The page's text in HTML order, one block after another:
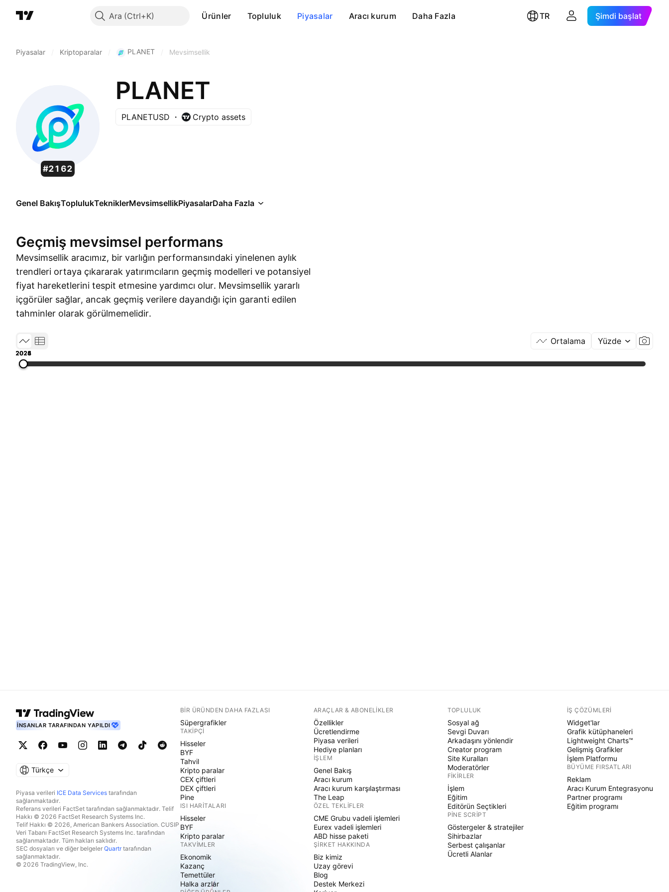
Ara Ürünler Topluluk Piyasalar Aracı kurum Daha Fazla TR Şimdi başlat
Piyasalar Kriptoparalar PLANET Mevsimsellik
#2162
PLANET
PLANETUSD Crypto assets
Genel BakışToplulukTekniklerMevsimsellikPiyasalarDaha Fazla
Geçmiş mevsimsel performans
Mevsimsellik aracımız, bir varlığın performansındaki yinelenen aylık
trendleri ortaya çıkararak yatırımcıların geçmiş modelleri ve potansiyel
fiyat hareketlerini tespit etmesine yardımcı olur. Mevsimsellik yararlı
içgörüler sağlar, ancak geçmiş verilere dayandığı için garanti edilen
tahminler olarak görülmemelidir.
Ortalama Yüzde
2023
2024
2025
2026
İNSANLAR TARAFINDAN YAPILDI
Türkçe
Piyasa verileri ICE Data Services tarafından
sağlanmaktadır.
Referans verileri FactSet tarafından sağlanmaktadır. Telif
Hakkı © 2026 FactSet Research Systems Inc.
Telif Hakkı © 2026, American Bankers Association. CUSIP
Veri Tabanı FactSet Research Systems Inc. tarafından
sağlanmaktadır. Tüm hakları saklıdır.
SEC dosyaları ve diğer belgeler Quartrtarafından
sağlanmaktadır.
© 2026 TradingView, Inc.
BIR ÜRÜNDEN DAHA FAZLASI
Süpergrafikler
TAKIPÇI
Hisseler
BYF
Tahvil
Kripto paralar
CEX çiftleri
DEX çiftleri
Pine
ISI HARITALARI
Hisseler
BYF
Kripto paralar
TAKVIMLER
Ekonomik
Kazanç
Temettüler
Halka arzlar
ARAÇLAR & ABONELIKLER
Özellikler
Ücretlendirme
Piyasa verileri
Hediye planları
İŞLEM
Genel Bakış
Aracı kurum
Aracı kurum karşılaştırması
The Leap
ÖZEL TEKLIFLER
CME Grubu vadeli işlemleri
Eurex vadeli işlemleri
ABD hisse paketi
ŞIRKET HAKKINDA
Biz kimiz
Uzay görevi
Blog
Destek Merkezi
TOPLULUK
Sosyal ağ
Sevgi Duvarı
Arkadaşını yönlendir
Creator program
Site Kuralları
Moderatörler
FIKIRLER
İşlem
Eğitim
Editörün Seçtikleri
PINE SCRIPT
Göstergeler & stratejiler
Sihirbazlar
Serbest çalışanlar
Ücretli Alanlar
İŞ ÇÖZÜMLERI
Widget'lar
Grafik kütüphaneleri
Lightweight Charts™
Gelişmiş Grafikler
İşlem Platformu
BÜYÜME FIRSATLARI
Reklam
Aracı Kurum Entegrasyonu
Partner programı
Eğitim programı